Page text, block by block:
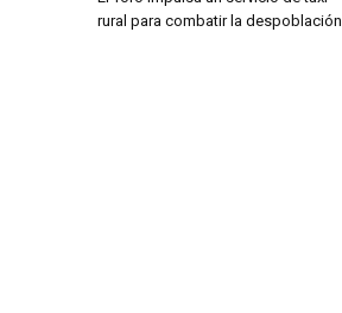
rural para combatir la despoblación